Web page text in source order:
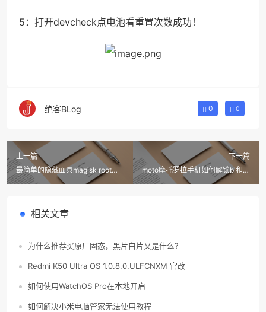
5：打开devcheck点电池看重置次数成功！
绝客BLog 0 0
上一篇
最简单的隐藏面具magisk root权
限检测方法(防止应用app闪退)
下一篇
moto摩托罗拉手机如何解锁bl和获
取root教程
相关文章
为什么推荐买原厂固态，黑片白片又是什么?
Redmi K50 Ultra OS 1.0.8.0.ULFCNXM 官改
如何使用WatchOS Pro在本地开启
如何解决小米电脑管家无法使用教程